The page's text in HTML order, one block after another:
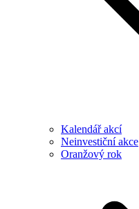
Kalendář akcí
Neinvestiční akce
Oranžový rok